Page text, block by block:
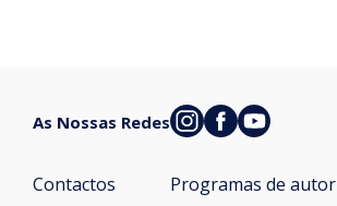
Contactos Programas de autor
As Nossas Redes